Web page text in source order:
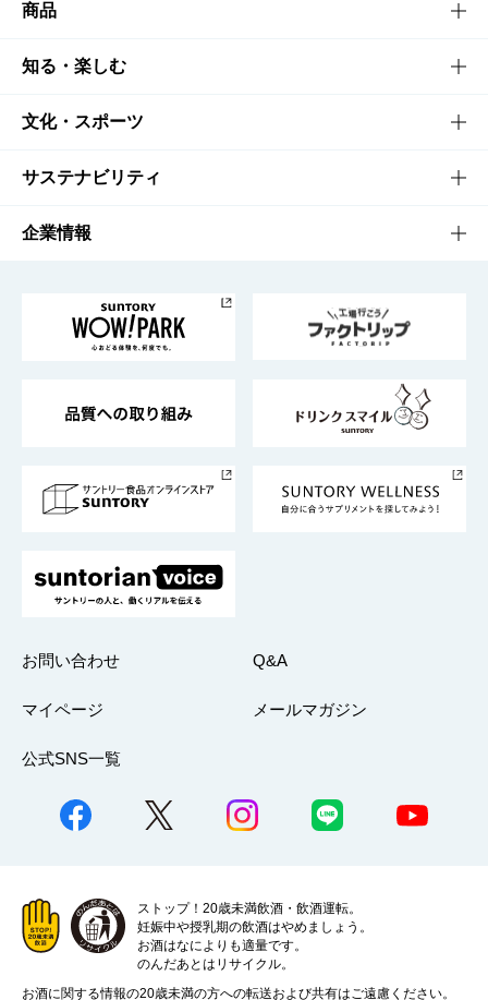
商品
商品TOP
商品一覧
商品発売情報
栄養成分一覧
知る・楽しむ
知る・楽しむTOP
キャンペーン
工場見学
地域情報
文化・スポーツ
文化・スポーツTOP
サントリーホール
サントリーサンバーズ大阪
サステナビリティ
サステナビリティTOP
サントリーが考えるサステナビリティ経営
企業情報
企業概要
採用情報
お問い合わせ Q&A
マイページ メールマガジン
公式SNS一覧
ストップ！20歳未満飲酒・飲酒運転。
妊娠中や授乳期の飲酒はやめましょう。
お酒はなによりも適量です。
のんだあとはリサイクル。
お酒に関する情報の20歳未満の方への転送および共有はご遠慮ください。